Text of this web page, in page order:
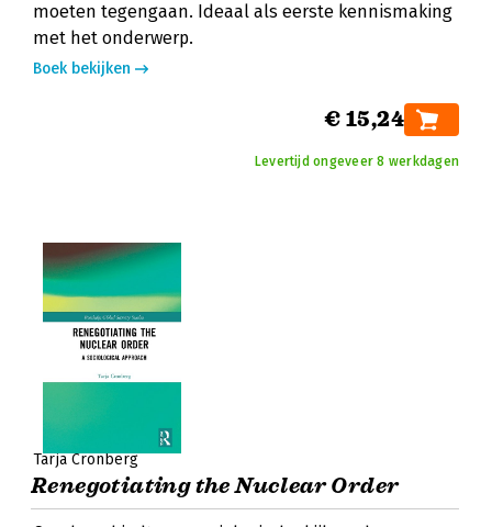
moeten tegengaan. Ideaal als eerste kennismaking
met het onderwerp.
Boek bekijken
€ 15,24
Levertijd ongeveer 8 werkdagen
Tarja Cronberg
Renegotiating the Nuclear Order